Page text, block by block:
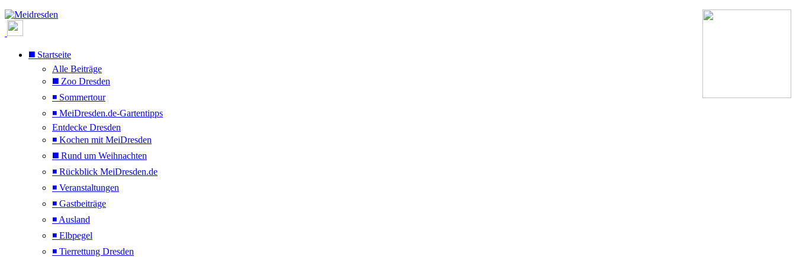
◼️ Startseite
Alle Beiträge
◼️ Zoo Dresden
◾ Sommertour
◾ MeiDresden.de-Gartentipps
Entdecke Dresden
◾ Kochen mit MeiDresden
◼️ Rund um Weihnachten
◾ Rückblick MeiDresden.de
◾ Veranstaltungen
◾ Gastbeiträge
◾ Ausland
◾ Elbpegel
◾ Tierrettung Dresden